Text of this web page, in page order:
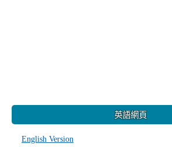
英語網頁
English Version